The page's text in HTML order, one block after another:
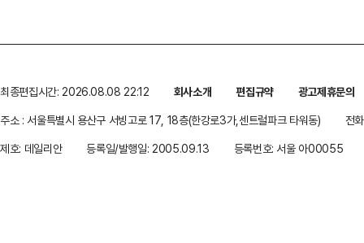
최종편집시간: 2026.08.08 22:12 회사소개 편집규약
광고제휴문의
주소 : 서울특별시 용산구 서빙고로 17, 18층(한강로3가,센트럴파크 타워동)
전
제호: 데일리안
등록일/발행일: 2005.09.13 등록번호: 서울 아00055